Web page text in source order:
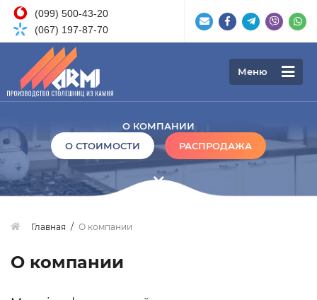
(099) 500-43-20
(067) 197-87-70
Меню
О КОМПАНИИ
О СТОИМОСТИ
РАСПРОДАЖА
Главная О компании
О компании